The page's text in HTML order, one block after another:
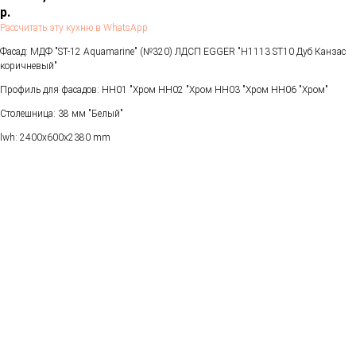
р.
Рассчитать эту кухню в WhatsApp
Фасад: МДФ "ST-12 Aquamarine" (№320) ЛДСП EGGER "Н1113 ST10 Дуб Канзас
коричневый"
Профиль для фасадов: НН01 "Хром НН02 "Хром НН03 "Хром НН06 "Хром"
Столешница: 38 мм "Белый"
lwh: 2400x600x2380 mm